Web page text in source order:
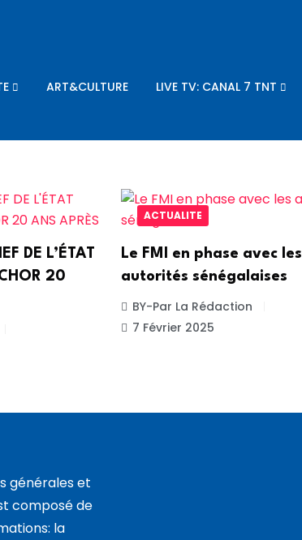
ART&CULTURE LIVE TV: CANAL 7 TNT
DE L’ÉTAT
20
ACTUALITE
Le FMI en phase avec les
autorités sénégalaises
BY-Par La Rédaction
7 Février 2025
générales et
composé de
la